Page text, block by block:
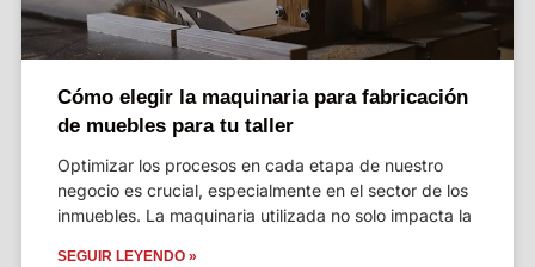
Cómo elegir la maquinaria para fabricación
de muebles para tu taller
Optimizar los procesos en cada etapa de nuestro
negocio es crucial, especialmente en el sector de los
inmuebles. La maquinaria utilizada no solo impacta la
SEGUIR LEYENDO »